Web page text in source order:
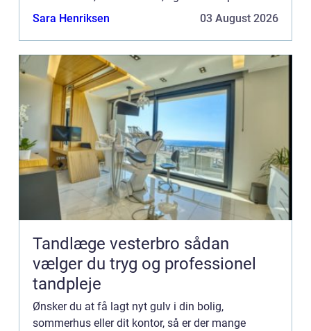
i hjemmets indretning. Af forskelli...
Sara Henriksen 03 August 2026
Tandlæge vesterbro sådan
vælger du tryg og professionel
tandpleje
Ønsker du at få lagt nyt gulv i din bolig,
sommerhus eller dit kontor, så er der mange